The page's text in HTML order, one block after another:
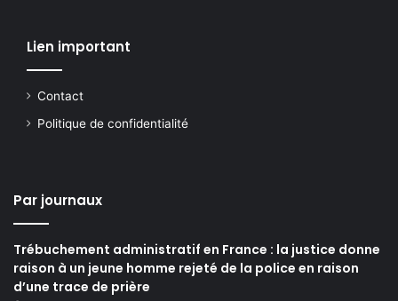
Lien important
Contact
Politique de confidentialité
Par journaux
Trébuchement administratif en France : la justice donne
raison à un jeune homme rejeté de la police en raison
d’une trace de prière